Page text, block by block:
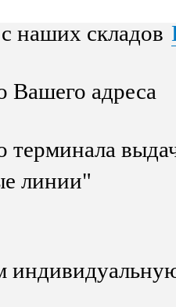
наших складов
Вашего адреса
терминала
линии"